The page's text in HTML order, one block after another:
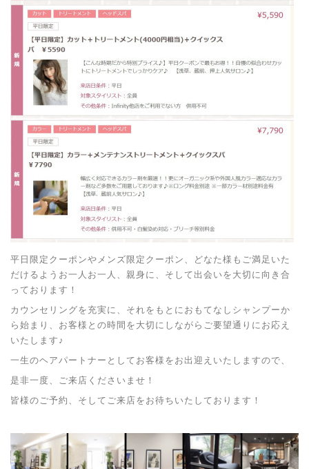
平日限定クーポンやメンズ限定クーポン、どなた様もご満足いた
だけるようお一人お一人、親身に、そして出会いを大切に向き合
っております！
カウンセリングを充実に、それをもとにおもてなしシャンプーか
ら始まり、お客様との時間を大切にしながらご要望通りにお応え
いたします♪
一生のヘアパートナーとしてお客様をお出迎えいたしますので、
是非一度、ご来店くださいませ！
皆様のご予約、そしてご来店をお待ちいたしております！